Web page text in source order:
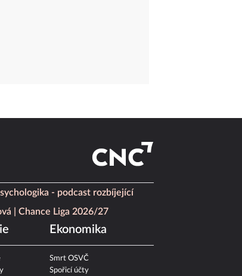
- podcast rozbíjející
Chance Liga 2026/27
Ekonomika
Smrt OSVČ
Spořicí účty